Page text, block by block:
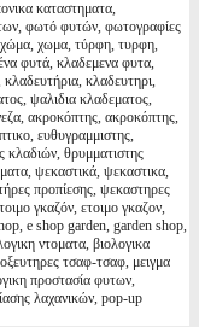
καταστηματα,
φωτό φυτών, φωτογραφίες
χωμα, τύρφη, τυρφη,
φυτά, κλαδεμενα φυτα,
κλαδευτηρι,
ψαλιδια κλαδεματος,
ακροκόπτης, ακροκόπτης,
ευθυγραμμιστης,
κλαδιών, θρυμματιστης
ψεκαστικά, ψεκαστικα,
προπίεσης, ψεκαστηρες
γκαζόν, ετοιμο γκαζον,
e shop garden, garden shop,
ντοματα, βιολογικα
τσαφ-τσαφ, μειγμα
προστασία φυτων,
λαχανικών, pop-up